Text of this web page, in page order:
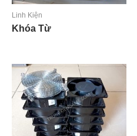
Linh Kiện
Khóa Từ